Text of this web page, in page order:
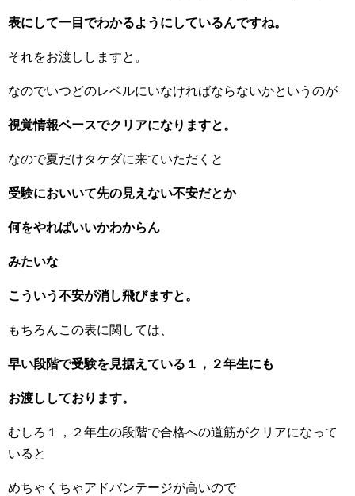
表にして一目でわかるようにしているんですね。
それをお渡ししますと。
なのでいつどのレベルにいなければならないかというのが
視覚情報ベースでクリアになりますと。
なので夏だけタケダに来ていただくと
受験においいて先の見えない不安だとか
何をやればいいかわからん
みたいな
こういう不安が消し飛びますと。
もちろんこの表に関しては、
早い段階で受験を見据えている１，２年生にも
お渡ししております。
むしろ１，２年生の段階で合格への道筋がクリアになって
いると
めちゃくちゃアドバンテージが高いので